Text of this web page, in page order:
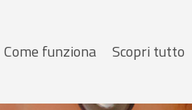
Menu
Come funziona Scopri tutto